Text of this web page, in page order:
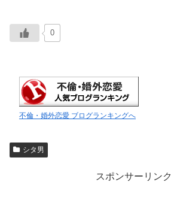
0
不倫・婚外恋愛 ブログランキングへ
シタ男
スポンサーリンク